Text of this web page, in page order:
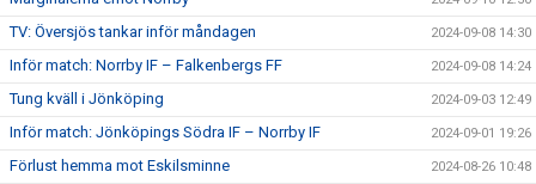
TV: Översjös tankar inför måndagen 2024-09-08 14:30
Inför match: Norrby IF – Falkenbergs FF 2024-09-08 14:24
Tung kväll i Jönköping 2024-09-03 12:49
Inför match: Jönköpings Södra IF – Norrby IF 2024-09-01 19:26
Förlust hemma mot Eskilsminne 2024-08-26 10:48